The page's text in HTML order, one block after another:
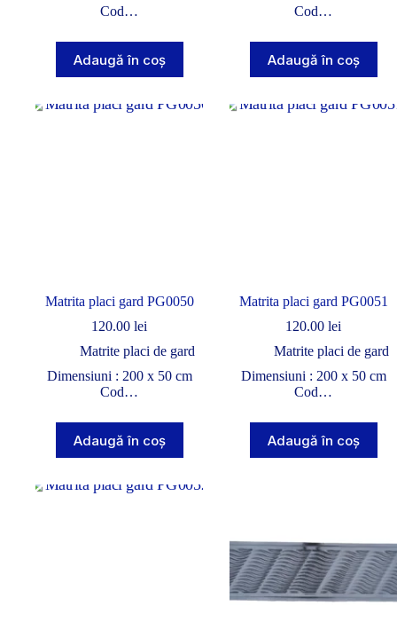
Cod…
Adaugă în coș
Cod…
Adaugă în coș
Matrita placi gard PG0050
120.00 lei
Matrite placi de gard
Dimensiuni : 200 x 50 cm
Cod…
Adaugă în coș
Matrita placi gard PG0051
120.00 lei
Matrite placi de gard
Dimensiuni : 200 x 50 cm
Cod…
Adaugă în coș